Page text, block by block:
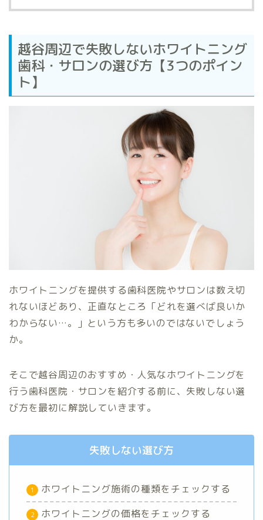
越谷周辺で失敗しないホワイトニング
歯科・サロンの選び方【3つのポイン
ト】
ホワイトニングを提供する歯科医院やサロンは数え切
れないほどあり、正直なところ「どれを選べば良いか
わからない…。」という方も多いのではないでしょう
か。
そこで越谷周辺のおすすめ・人気なホワイトニングを
行う歯科医院・サロンを紹介する前に、失敗しない選
び方を最初に解説していきます。
失敗しない選び方
ホワイトニング施術の種類をチェックする
ホワイトニングの価格をチェックする